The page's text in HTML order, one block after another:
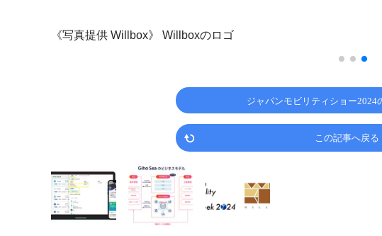
《写真提供 Willbox》 Willboxのロゴ
ジャパンモビリティショー2024
この記事へ戻る